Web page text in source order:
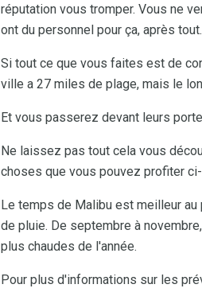
réputation vous tromper. Vous ne
ont du personnel pour ça, après tout.
Si tout ce que vous faites est de
ville a 27 miles de plage, mais le
Et vous passerez devant leurs
Ne laissez pas tout cela vous
choses que vous pouvez profiter
Le temps de Malibu est meilleur
de pluie. De septembre à
plus chaudes de l'année.
Pour plus d'informations sur les